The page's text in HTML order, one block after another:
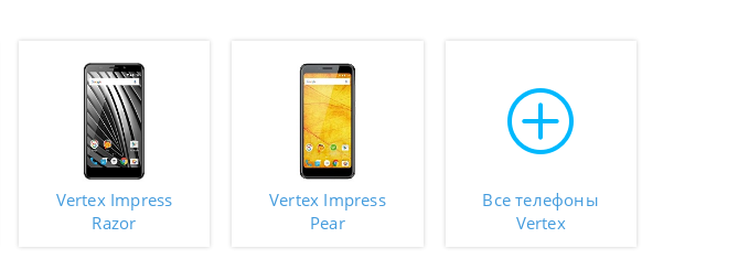
Vertex Impress
Razor
Vertex Impress
Pear
Все телефоны
Vertex